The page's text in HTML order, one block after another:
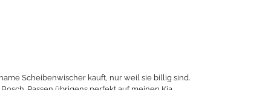
Scheibenwischer kauft, nur weil sie billig sind.